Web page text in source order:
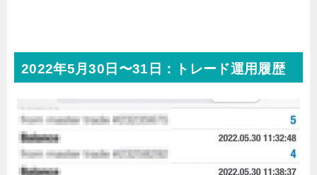
2022年5月30日〜31日：トレード運用履歴